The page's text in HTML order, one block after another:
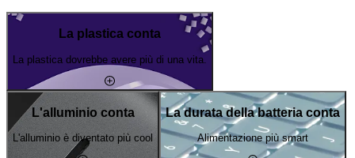
La plastica conta
La plastica dovrebbe avere più di una vita.
L'alluminio conta
L'alluminio è diventato più cool
La durata della batteria conta
Alimentazione più smart